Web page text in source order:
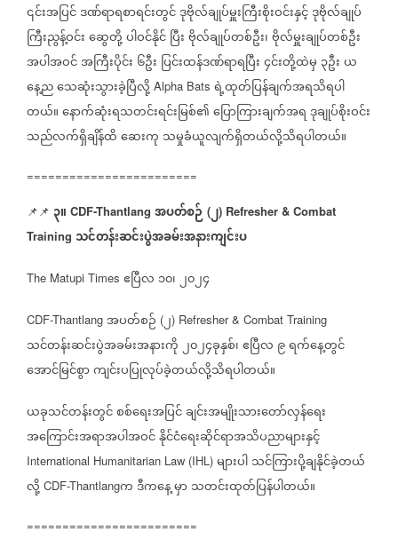
၎င်းအပြင်ဒဏ်ရာရစာရင်းတွင်ဒုဗိုလ်ချုပ်မှူးကြီးစိုးဝင်းနှင့်ဒုဗိုလ်ချုပ်
ကြီးညွန့်ဝင်းဆွေတို့ပါဝင်နိုင်ပြီးဗိုလ်ချုပ်တစ်ဦး၊ဗိုလ်မှူးချုပ်တစ်ဦး
အပါအဝင်အကြီးပိုင်း ၆ဦး ပြင်းထန်ဒဏ်ရာရပြီး၄င်းတို့ထဲမှ ၃ဦးယ
နေ့ညသေဆုံးသွားခဲ့ပြီလို့ Alpha Bats ရဲ့ထုတ်ပြန်ချက်အရသိရပါ
တယ်။နောက်ဆုံးရသတင်းရင်းမြစ်၏ပြောကြားချက်အရဒုချုပ်စိုးဝင်း
သည်လက်ရှိချိန်ထိဆေးကု သမှုခံယူလျက်ရှိတယ်လို့သိရပါတယ်။
========================
📌📌 ၃။ CDF-Thantlang အပတ်စဉ် (၂) Refresher & Combat
Training သင်တန်းဆင်းပွဲအခမ်းအနားကျင်းပ
The Matupi Times ဧပြီလ ၁၀၊၂၀၂၄
CDF-Thantlang အပတ်စဉ် (၂) Refresher & Combat Training
သင်တန်းဆင်းပွဲအခမ်းအနားကို၂၀၂၄ခုနှစ်၊ဧပြီလ ၉ရက်နေ့တွင်
အောင်မြင်စွာကျင်းပပြုလုပ်ခဲ့တယ်လို့သိရပါတယ်။
ယခုသင်တန်းတွင်စစ်ရေးအပြင်ချင်းအမျိုးသားတော်လှန်ရေး
အကြောင်းအရာအပါအဝင်နိုင်ငံရေးဆိုင်ရာအသိပညာများနှင့်
International Humanitarian Law (IHL) များပါသင်ကြားပို့ချနိုင်ခဲ့တယ်
လို့ CDF-Thantlangကဒီကနေ့မှာသတင်းထုတ်ပြန်ပါတယ်။
========================